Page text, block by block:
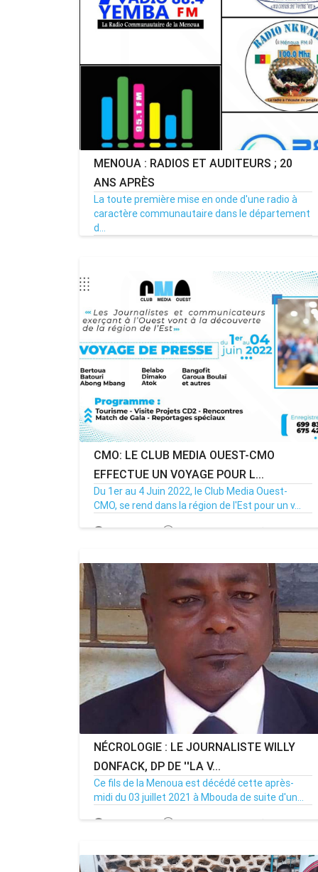
MENOUA : RADIOS ET AUDITEURS ; 20
ANS APRÈS
La toute première mise en onde d'une radio à
caractère communautaire dans le département
d...
CMO: LE CLUB MEDIA OUEST-CMO
EFFECTUE UN VOYAGE POUR L...
Du 1er au 4 Juin 2022, le Club Media Ouest-
CMO, se rend dans la région de l'Est pour un v...
22/05/22 Par MenouActu 1
NÉCROLOGIE : LE JOURNALISTE WILLY
DONFACK, DP DE ''LA V...
Ce fils de la Menoua est décédé cette après-
midi du 03 juillet 2021 à Mbouda de suite d'un...
03/07/21 Par MenouActu 0